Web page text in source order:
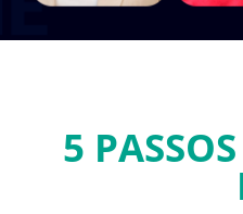
5